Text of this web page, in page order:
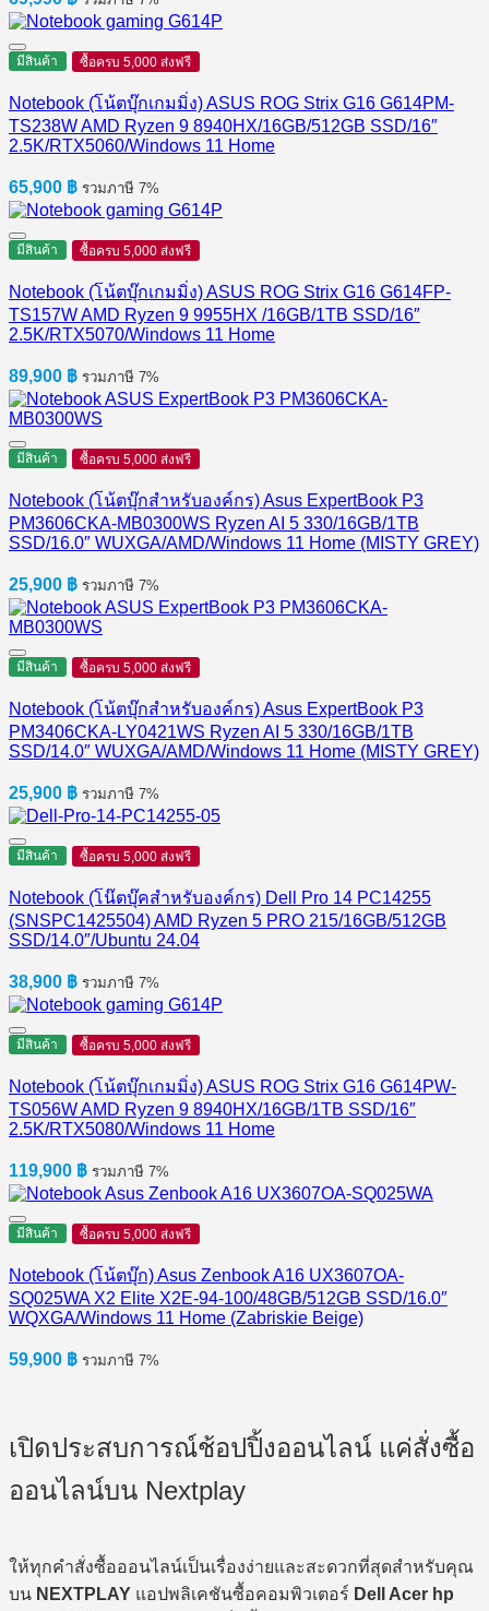
มีสินค้า ซื้อครบ 5,000 ส่งฟรี
Notebook (โน้ตบุ๊กเกมมิ่ง) ASUS ROG Strix G16 G614PM-
TS238W AMD Ryzen 9 8940HX/16GB/512GB SSD/16″
2.5K/RTX5060/Windows 11 Home
65,900 ฿ รวมภาษี 7%
มีสินค้า ซื้อครบ 5,000 ส่งฟรี
Notebook (โน้ตบุ๊กเกมมิ่ง) ASUS ROG Strix G16 G614FP-
TS157W AMD Ryzen 9 9955HX /16GB/1TB SSD/16″
2.5K/RTX5070/Windows 11 Home
89,900 ฿ รวมภาษี 7%
มีสินค้า ซื้อครบ 5,000 ส่งฟรี
Notebook (โน้ตบุ๊กสำหรับองค์กร) Asus ExpertBook P3
PM3606CKA-MB0300WS Ryzen AI 5 330/16GB/1TB
SSD/16.0″ WUXGA/AMD/Windows 11 Home (MISTY GREY)
25,900 ฿ รวมภาษี 7%
มีสินค้า ซื้อครบ 5,000 ส่งฟรี
Notebook (โน้ตบุ๊กสำหรับองค์กร) Asus ExpertBook P3
PM3406CKA-LY0421WS Ryzen AI 5 330/16GB/1TB
SSD/14.0″ WUXGA/AMD/Windows 11 Home (MISTY GREY)
25,900 ฿ รวมภาษี 7%
มีสินค้า ซื้อครบ 5,000 ส่งฟรี
Notebook (โน๊ตบุ๊คสำหรับองค์กร) Dell Pro 14 PC14255
(SNSPC1425504) AMD Ryzen 5 PRO 215/16GB/512GB
SSD/14.0″/Ubuntu 24.04
38,900 ฿ รวมภาษี 7%
มีสินค้า ซื้อครบ 5,000 ส่งฟรี
Notebook (โน้ตบุ๊กเกมมิ่ง) ASUS ROG Strix G16 G614PW-
TS056W AMD Ryzen 9 8940HX/16GB/1TB SSD/16″
2.5K/RTX5080/Windows 11 Home
119,900 ฿ รวมภาษี 7%
มีสินค้า ซื้อครบ 5,000 ส่งฟรี
Notebook (โน้ตบุ๊ก) Asus Zenbook A16 UX3607OA-
SQ025WA X2 Elite X2E-94-100/48GB/512GB SSD/16.0″
WQXGA/Windows 11 Home (Zabriskie Beige)
59,900 ฿ รวมภาษี 7%
เปิดประสบการณ์ช้อปปิ้งออนไลน์ แค่สั่งซื้อ
ออนไลน์บน Nextplay
ให้ทุกคำสั่งซื้อออนไลน์เป็นเรื่องง่ายและสะดวกที่สุดสำหรับคุณ
บน NEXTPLAY แอปพลิเคชันซื้อคอมพิวเตอร์ Dell Acer hp